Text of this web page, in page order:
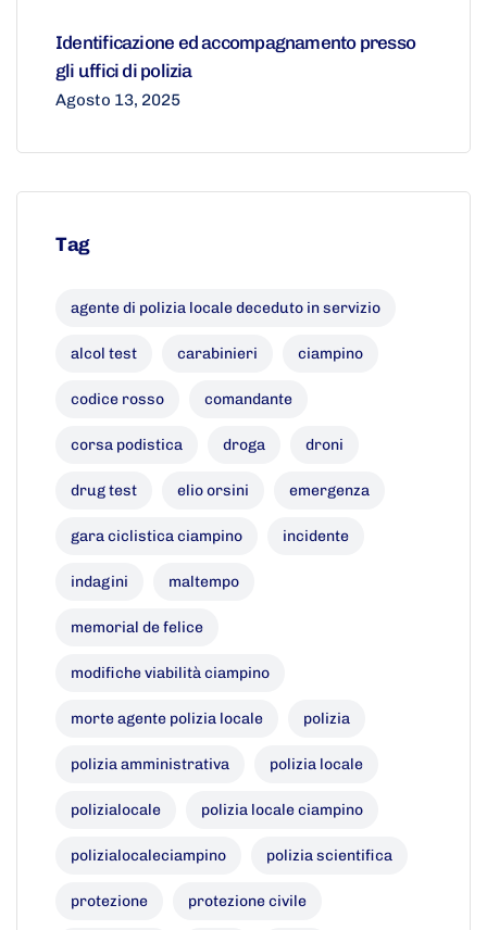
Identificazione ed accompagnamento presso
gli uffici di polizia
Agosto 13, 2025
Tag
agente di polizia locale deceduto in servizio
alcol test carabinieri ciampino
codice rosso comandante
corsa podistica droga droni
drug test elio orsini emergenza
gara ciclistica ciampino incidente
indagini maltempo
memorial de felice
modifiche viabilità ciampino
morte agente polizia locale polizia
polizia amministrativa polizia locale
polizialocale polizia locale ciampino
polizialocaleciampino polizia scientifica
protezione protezione civile